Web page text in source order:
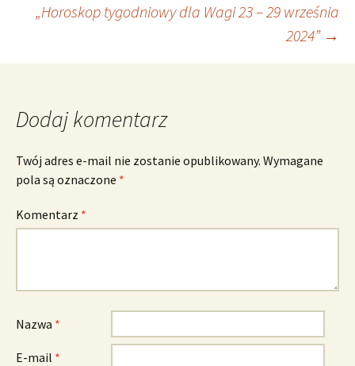
wpisu
„Horoskop tygodniowy dla Wagi 23 – 29 września
2024” →
Dodaj komentarz
Twój adres e-mail nie zostanie opublikowany. Wymagane
pola są oznaczone *
Komentarz *
Nazwa *
E-mail *